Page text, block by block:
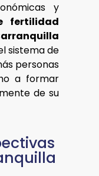
y
fertilidad
sistema de
personas
a formar
de su